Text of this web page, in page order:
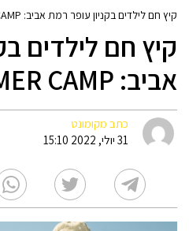
קיץ חם לילדים בקניון עופר רמת אביב: SUMMER CAMP
קיץ חם לילדים
אביב: SUMMER CAMP
כתב מקומונט
31 יולי, 2022 15:10